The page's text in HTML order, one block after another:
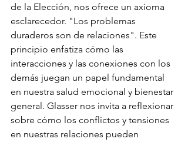
de la Elección, nos ofrece un axioma
esclarecedor. "Los problemas
duraderos son de relaciones". Este
principio enfatiza cómo las
interacciones y las conexiones con los
demás juegan un papel fundamental
en nuestra salud emocional y bienestar
general. Glasser nos invita a reflexionar
sobre cómo los conflictos y tensiones
en nuestras relaciones pueden